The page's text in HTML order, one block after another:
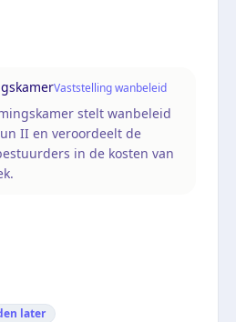
Vaststelling wanbeleid
stelt wanbeleid
II en veroordeelt de
in de kosten van
later